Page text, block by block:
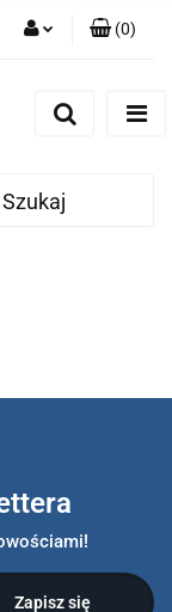
(0)
Szukaj